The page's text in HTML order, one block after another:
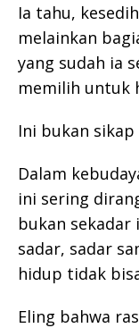
Ia tahu,
melainkan
yang sudah ia
memilih untuk
Ini bukan
Dalam
ini sering
bukan sekadar
sadar, sadar
hidup tidak
Eling bahwa